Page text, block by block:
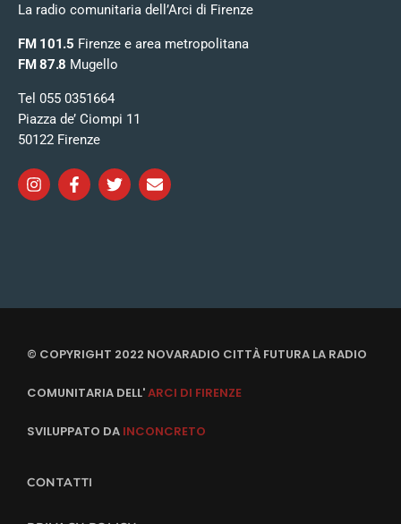
La radio comunitaria dell’Arci di Firenze
FM 101.5 Firenze e area metropolitana
FM 87.8 Mugello
Tel 055 0351664
Piazza de’ Ciompi 11
50122 Firenze
© COPYRIGHT 2022 NOVARADIO CITTÀ FUTURA LA RADIO
COMUNITARIA DELL'ARCI DI FIRENZE
SVILUPPATO DA INCONCRETO
CONTATTI